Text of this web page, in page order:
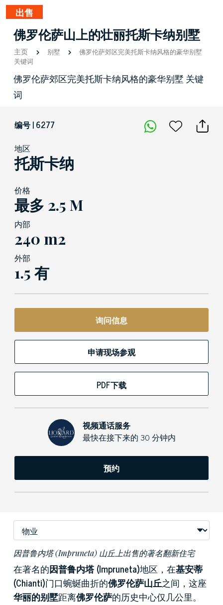
出售
佛罗伦萨山上的壮丽托斯卡纳别墅
主页 别墅
佛罗伦萨郊区完美托斯卡纳风格的豪华别墅
关键词
佛罗伦萨郊区完美托斯卡纳风格的豪华别墅 关键
词
编号 | 6277
地区
托斯卡纳
价格
最多 2.5 M
内部
240 m2
外部
1.5 有
询问信息
申请现场参观
PDF下载
视频通话服务
最快在接下来的 30 分钟内
预约
因普鲁内塔 (Impruneta) 山丘上出售的著名翻新住宅
在著名的因普鲁内塔 (Impruneta)地区，在基安蒂
(Chianti)门口蜿蜒曲折的佛罗伦萨山丘之间，这座
华丽的别墅距离佛罗伦萨的历史中心仅几公里。